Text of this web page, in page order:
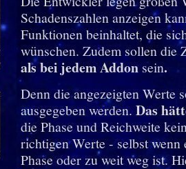
Schadenszahlen anzeigen
Funktionen beinhaltet, die
wünschen. Zudem sollen die
als bei jedem Addon sein.
Denn die angezeigten Werte
ausgegeben werden. Das
die Phase und Reichweite
richtigen Werte - selbst
Phase oder zu weit weg ist.